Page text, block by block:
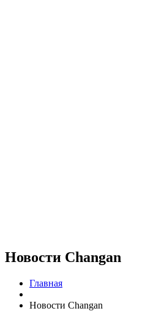
Новости Changan
Главная
Новости Changan